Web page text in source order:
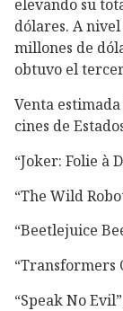
elevando su
dólares. A
millones de
obtuvo el
Venta
cines de
“Joker: Folie à
“The Wild
“Beetlejuice
“Transformers
“Speak No